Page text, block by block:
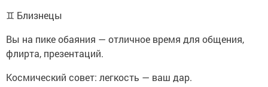
♊ Близнецы
Вы на пике обаяния — отличное время для общения,
флирта, презентаций.
Космический совет: легкость — ваш дар.